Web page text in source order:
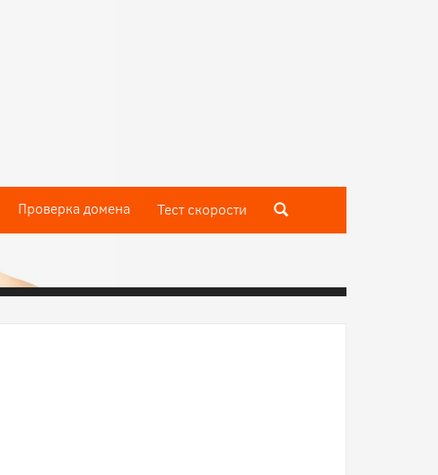
Проверка домена Тест скороcти